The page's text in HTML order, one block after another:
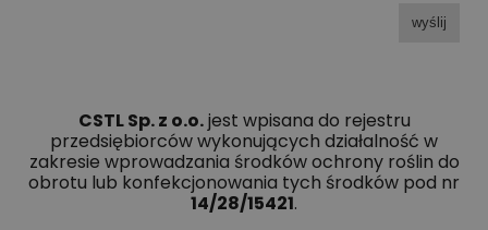
wyślij
CSTL Sp. z o.o.jest wpisana do rejestru
przedsiębiorców wykonujących działalność w
zakresie wprowadzania środków ochrony roślin do
obrotu lub konfekcjonowania tych środków pod nr
14/28/15421.